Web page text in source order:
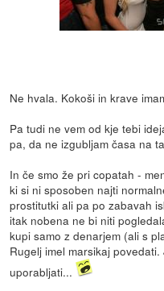
Ne hvala. Kokoši in krave
Pa tudi ne vem od kje tebi
pa, da ne izgubljam časa na
In če smo že pri copatah -
ki si ni sposoben najti
prostitutki ali pa po zabavah
itak nobena ne bi niti
kupi samo z denarjem (ali s
Rugelj imel marsikaj
uporabljati...